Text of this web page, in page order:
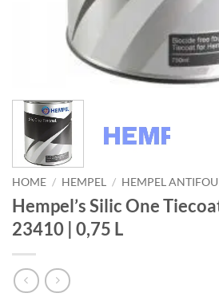
HOME / HEMPEL / HEMPEL
Hempel’s Silic One
23410 | 0,75 L